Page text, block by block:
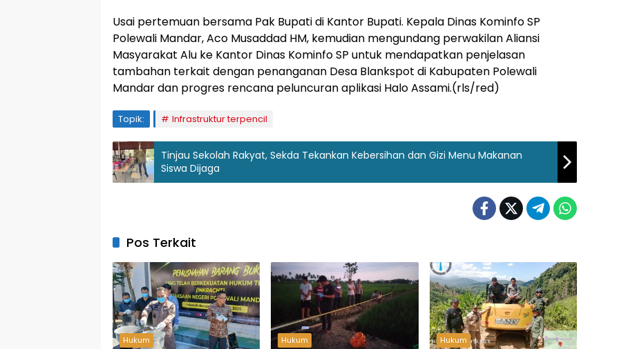
Usai pertemuan bersama Pak Bupati di Kantor Bupati. Kepala Dinas Kominfo SP
Polewali Mandar, Aco Musaddad HM, kemudian mengundang perwakilan Aliansi
Masyarakat Alu ke Kantor Dinas Kominfo SP untuk mendapatkan penjelasan
tambahan terkait dengan penanganan Desa Blankspot di Kabupaten Polewali
Mandar dan progres rencana peluncuran aplikasi Halo Assami.(rls/red)
Topik: Infrastruktur terpencil
Tinjau Sekolah Rakyat, Sekda Tekankan Kebersihan dan Gizi Menu Makanan
Siswa Dijaga
Pos Terkait
Hukum Hukum Hukum